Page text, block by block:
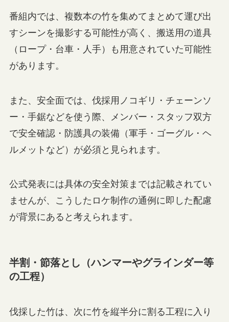
番組内では、複数本の竹を集めてまとめて運び出
すシーンを撮影する可能性が高く、搬送用の道具
（ロープ・台車・人手）も用意されていた可能性
があります。
また、安全面では、伐採用ノコギリ・チェーンソ
ー・手鋸などを使う際、メンバー・スタッフ双方
で安全確認・防護具の装備（軍手・ゴーグル・ヘ
ルメットなど）が必須と見られます。
公式発表には具体の安全対策までは記載されてい
ませんが、こうしたロケ制作の通例に即した配慮
が背景にあると考えられます。
半割・節落とし（ハンマーやグラインダー等
の工程）
伐採した竹は、次に竹を縦半分に割る工程に入り